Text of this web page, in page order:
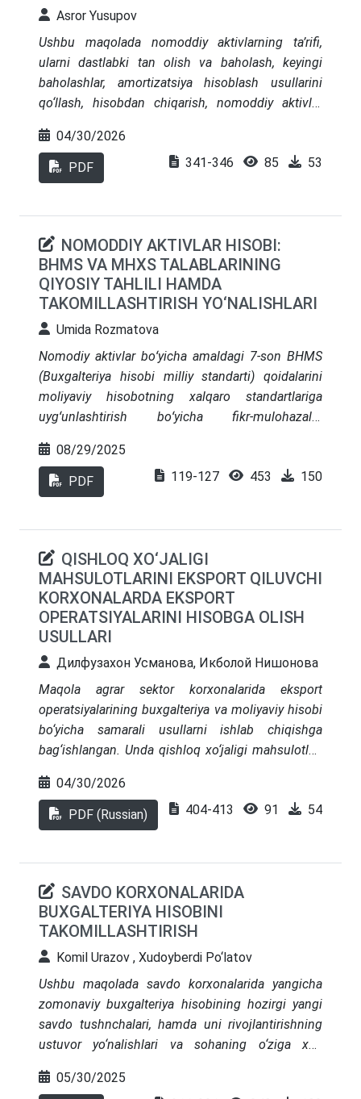
Asror Yusupov
Ushbu maqolada nomoddiy aktivlarning ta’rifi,
ularni dastlabki tan olish va baholash, keyingi
baholashlar, amortizatsiya hisoblash usullarini
qo‘llash, hisobdan chiqarish, nomoddiy aktivlar
standartlariga muvofiq aks ettirish hamda
moliyaviy hisobotning tegishli moddalarida ochib
berish jihatlariga e’tibor qaratilgan.
04/30/2026
PDF 341-346 85 53
NOMODDIY AKTIVLAR HISOBI:
BHMS VA MHXS TALABLARINING
QIYOSIY TAHLILI HAMDA
TAKOMILLASHTIRISH YO‘NALISHLARI
Umida Rozmatova
Nomodiy aktivlar boʻyicha amaldagi 7-son BHMS
(Buxgalteriya hisobi milliy standarti) qoidalarini
moliyaviy hisobotning xalqaro standartlariga
uygʻunlashtirish boʻyicha fikr-mulohazalar
oʻzgartirish va qoʻshimchalar kiritish yuzasidan
ilmiy takliflar va tavsiyalar berilgan. Natijada
amaldagi 7-son BHMS “Nomoddiy aktivlar” nomli
qoʻllash imkoniyati yaratiladi.
08/29/2025
PDF 119-127 453 150
QISHLOQ XO‘JALIGI
MAHSULOTLARINI EKSPORT QILUVCHI
KORXONALARDA EKSPORT
OPERATSIYALARINI HISOBGA OLISH
USULLARI
Дилфузахон Усманова, Икболой Нишонова
Maqola agrar sektor korxonalarida eksport
operatsiyalarining buxgalteriya va moliyaviy hisobi
bo‘yicha samarali usullarni ishlab chiqishga
bag‘ishlangan. Unda qishloq xo‘jaligi mahsulotlari
(BHMS/PBU)ni moliyaviy hisobotning xalqaro
standartlari IFRS, xususan, IFRS 15 “Mijozlar bilan
tuzilgan shartnomalar bo‘yicha tushum” bilan
uslubiy modelini, jumladan, tushumni tan olish,
valyuta hisobi va kurs farqlari hisobini joriy etish
hisobotlar shaffofligini oshirish, moliyaviy
ko‘rsatkichlarning buzib ko‘rsatilishi xavfini
investitsion jozibadorligini kuchaytirishga xizmat
qilishi ko‘rsatib berilgan.
04/30/2026
PDF (Russian) 404-413 91 54
SAVDO KORXONALARIDA
BUXGALTERIYA HISOBINI
TAKOMILLASHTIRISH
Komil Urazov , Xudoyberdi Po‘latov
Ushbu maqolada savdo korxonalarida yangicha
zomonaviy buxgalteriya hisobining hozirgi yangi
savdo tushnchalari, hamda uni rivojlantirishning
ustuvor yo‘nalishlari va sohaning o‘ziga xos
rivojlanishida zamonaviy texnologiyalarni keng
05/30/2025